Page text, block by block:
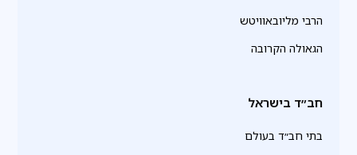
הרבי מליובאוויטש
הגאולה הקרובה
חב״ד בישראל
בתי חב״ד בעולם